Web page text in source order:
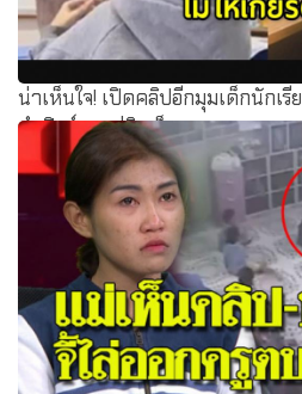
น่าเห็นใจ! เปิดคลิปอีกมุมเด็กนักเรี
ทำฟิวส์ขาดขู่ยิงเด็ก